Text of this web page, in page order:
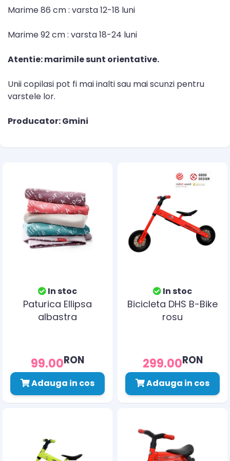
Marime 86 cm : varsta 12-18 luni
Marime 92 cm : varsta 18-24 luni
Atentie: marimile sunt orientative.
Unii copilasi pot fi mai inalti sau mai scunzi pentru
varstele lor.
Producator: Gmini
In stoc
Paturica Ellipsa
albastra
99.00RON
Adauga in cos
In stoc
Bicicleta DHS B-Bike
rosu
299.00RON
Adauga in cos